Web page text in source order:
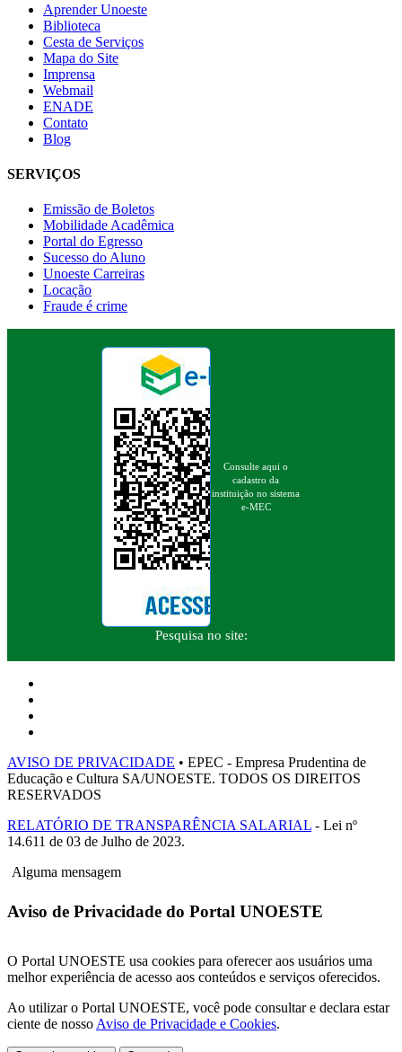
Aprender Unoeste
Biblioteca
Cesta de Serviços
Mapa do Site
Imprensa
Webmail
ENADE
Contato
Blog
SERVIÇOS
Emissão de Boletos
Mobilidade Acadêmica
Portal do Egresso
Sucesso do Aluno
Unoeste Carreiras
Locação
Fraude é crime
Consulte aqui o
cadastro da
instituição no sistema
e-MEC
Pesquisa no site:
AVISO DE PRIVACIDADE • EPEC - Empresa Prudentina de
Educação e Cultura SA/UNOESTE. TODOS OS DIREITOS
RESERVADOS
RELATÓRIO DE TRANSPARÊNCIA SALARIAL - Lei nº
14.611 de 03 de Julho de 2023.
Alguma mensagem
Aviso de Privacidade do Portal UNOESTE
O Portal UNOESTE usa cookies para oferecer aos usuários uma
melhor experiência de acesso aos conteúdos e serviços oferecidos.
Ao utilizar o Portal UNOESTE, você pode consultar e declara estar
ciente de nosso Aviso de Privacidade e Cookies.